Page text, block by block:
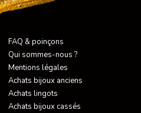
FAQ & poinçons
Qui sommes-nous ?
Mentions légales
Achats bijoux anciens
Achats lingots
Achats bijoux cassés